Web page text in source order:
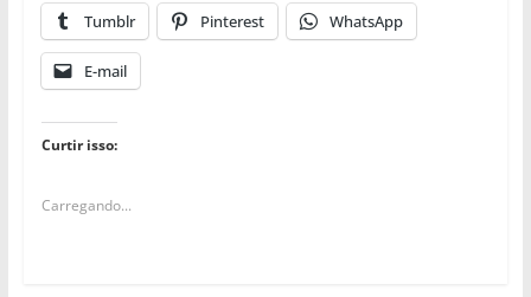
Tumblr Pinterest WhatsApp
E-mail
Curtir isso:
Carregando...